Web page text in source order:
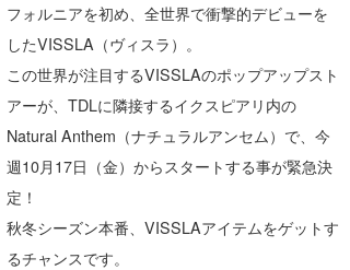
フォルニアを初め、全世界で衝撃的デビューを
したVISSLA（ヴィスラ）。
この世界が注目するVISSLAのポップアップスト
アーが、TDLに隣接するイクスピアリ内の
Natural Anthem（ナチュラルアンセム）で、今
週10月17日（金）からスタートする事が緊急決
定！
秋冬シーズン本番、VISSLAアイテムをゲットす
るチャンスです。
千葉北
千葉南
大阪
沖縄
その他
ルール＆How to
VOTE!